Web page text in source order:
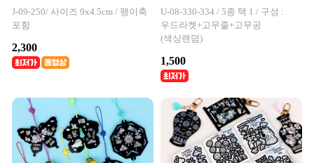
J-09-250/ 사이즈 9x4.5cm / 팽이축
포함
2,300
기 세트
U-08-330-334 / 5종 택 1 / 구성 :
우드라켓+고무줄+고무공
(색상랜덤)
1,500